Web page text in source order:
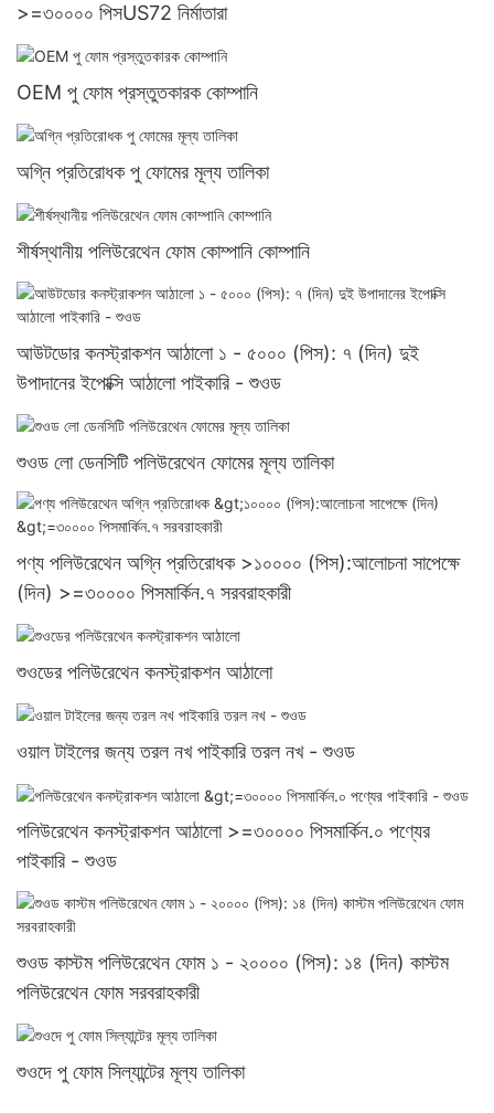
>=৩০০০০ পিসUS72 নির্মাতারা
OEM পু ফোম প্রস্তুতকারক কোম্পানি
অগ্নি প্রতিরোধক পু ফোমের মূল্য তালিকা
শীর্ষস্থানীয় পলিউরেথেন ফোম কোম্পানি কোম্পানি
আউটডোর কনস্ট্রাকশন আঠালো ১ - ৫০০০ (পিস): ৭ (দিন) দুই
উপাদানের ইপোক্সি আঠালো পাইকারি - শুওড
শুওড লো ডেনসিটি পলিউরেথেন ফোমের মূল্য তালিকা
পণ্য পলিউরেথেন অগ্নি প্রতিরোধক >১০০০০ (পিস):আলোচনা সাপেক্ষে
(দিন) >=৩০০০০ পিসমার্কিন.৭ সরবরাহকারী
শুওডের পলিউরেথেন কনস্ট্রাকশন আঠালো
ওয়াল টাইলের জন্য তরল নখ পাইকারি তরল নখ - শুওড
পলিউরেথেন কনস্ট্রাকশন আঠালো >=৩০০০০ পিসমার্কিন.০ পণ্যের
পাইকারি - শুওড
শুওড কাস্টম পলিউরেথেন ফোম ১ - ২০০০০ (পিস): ১৪ (দিন) কাস্টম
পলিউরেথেন ফোম সরবরাহকারী
শুওদে পু ফোম সিল্যান্টের মূল্য তালিকা